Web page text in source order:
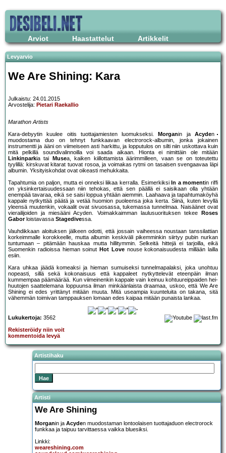
Arviot Haastattelut Artikkelit
Levyarvio
We Are Shining: Kara
Julkaistu: 24.01.2015
Arvostelija: Pietari Raekallio
Marathon Artists
Kara-debyytin kuulee oitis tuottajamiesten luomukseksi.
Morganin jaAcyden
muodostama duo on tehnyt funkkaavan electrorock-albumin, jonka jokainen
instrumentti ja ääni on viimeiseen asti harkittu, ja lopputulos on silti niin uskottava kuin
mitä pelkillä soundivalinnoilla voi saada aikaan. Hionta ei nimittäin ole mitään
Linkinparkia tai Musea, kaiken kiillottamista äärimmilleen, vaan se on toteutettu
tyylillä: kirskuvat kitarat tuovat rosoa, ja voimakas rytmi on tasaisen svengaavaa läpi
albumin. Yksityiskohdat ovat oikeasti mehukkaita.
Tapahtumia on paljon, mutta ei onneksi liikaa kerralla. Esimerkiksi In a momentin riffi
on yksinkertaisuudessaan niin tehokas, että sen päällä ei saisikaan olla yhtään
enempää tavaraa, eikä se saisi loppua yhtään aiemmin. Laahaava ja tapahtumaköyhä
kappale nytkyttää päätä ja vetää huomion puoleensa joka kerta. Siinä, kuten levyllä
yleensä muutenkin, vokaalit ovat sivuosassa, tukemassa tunnelmaa. Naisäänet ovat
vierailijoiden ja miesääni Acyden. Voimakkaimman laulusuorituksen tekee
Roses
Gaborloistavassa Stagedivessa.
Vauhdikkaan aloituksen jälkeen odotti, että jossain vaiheessa noustaan tanssilattian
korkeimmalle korokkeelle, mutta albumin keskiväli pikemminkin siirtyy pubin nurkan
tuntumaan – pitämään hauskaa mutta hillitymmin. Selkeitä hittejä ei tarjoilla, eikä
Suomenkin radioissa hieman soinut Hot Lovenouse kokonaisuudesta millään lailla
esiin.
Kara uhkaa jäädä komeaksi ja hieman sumuiseksi tunnelmapalaksi, joka unohtuu
nopeasti, sillä sekä kokonaisuus että kappaleet nytkyttelevät eteenpäin ilman
kummempaa päämäärää. Kun viimeinenkin kappale vain keinuu kohtuureippaiden hei-
huutojen saattelemana loppuunsa ilman minkäänlaista draamaa, uskoo, että We Are
Shining ei edes yrittänyt mitään muuta. Mitä useampia kuunteluita on takana, sitä
vähemmän toimivan tamppauksen lomaan edes kaipaa mitään punaista lankaa.
Lukukertoja: 3562
Rekisteröidy niin voit
kommentoida levyä
Artistihaku
Artisti
We Are Shining
Morganin ja Acyden muodostaman lontoolaisen tuottajaduon electrorock
funkkaa ja taipuu tarvittaessa vaikka bluesiksi.
Linkki:
weareshining.com